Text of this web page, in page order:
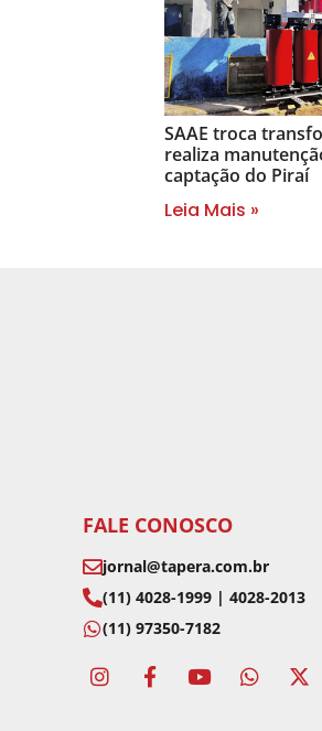
SAAE troca
realiza
captação do Piraí
Leia Mais »
FALE CONOSCO
jornal@tapera.com.br
(11) 4028-1999 | 4028-2013
(11) 97350-7182